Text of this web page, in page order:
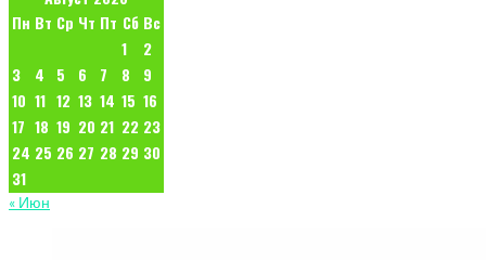
Пн Вт Ср Чт Пт Сб Вс
1
2
3
4 5 6 7 8
9
10 11 12 13 14 15 16
17 18 19 20 21 22 23
24 25 26 27 28 29 30
31
« Июн